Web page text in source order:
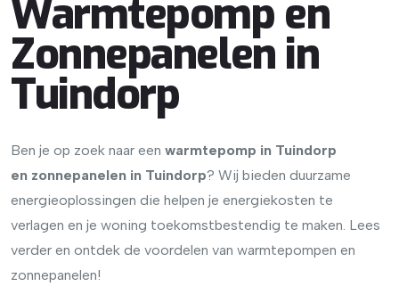
Warmtepomp en
Zonnepanelen in
Tuindorp
Ben je op zoek naar een warmtepomp in Tuindorp
en zonnepanelen in Tuindorp? Wij bieden duurzame
energieoplossingen die helpen je energiekosten te
verlagen en je woning toekomstbestendig te maken. Lees
verder en ontdek de voordelen van warmtepompen en
zonnepanelen!